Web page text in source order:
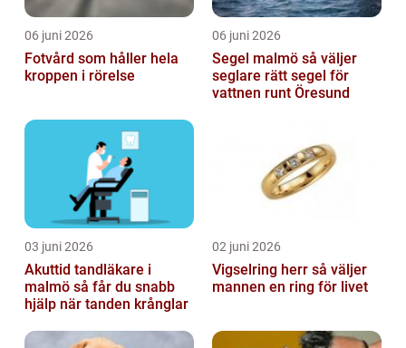
06 juni 2026
Fotvård som håller hela
kroppen i rörelse
06 juni 2026
Segel malmö så väljer
seglare rätt segel för
vattnen runt Öresund
03 juni 2026
Akuttid tandläkare i
malmö så får du snabb
hjälp när tanden krånglar
02 juni 2026
Vigselring herr så väljer
mannen en ring för livet